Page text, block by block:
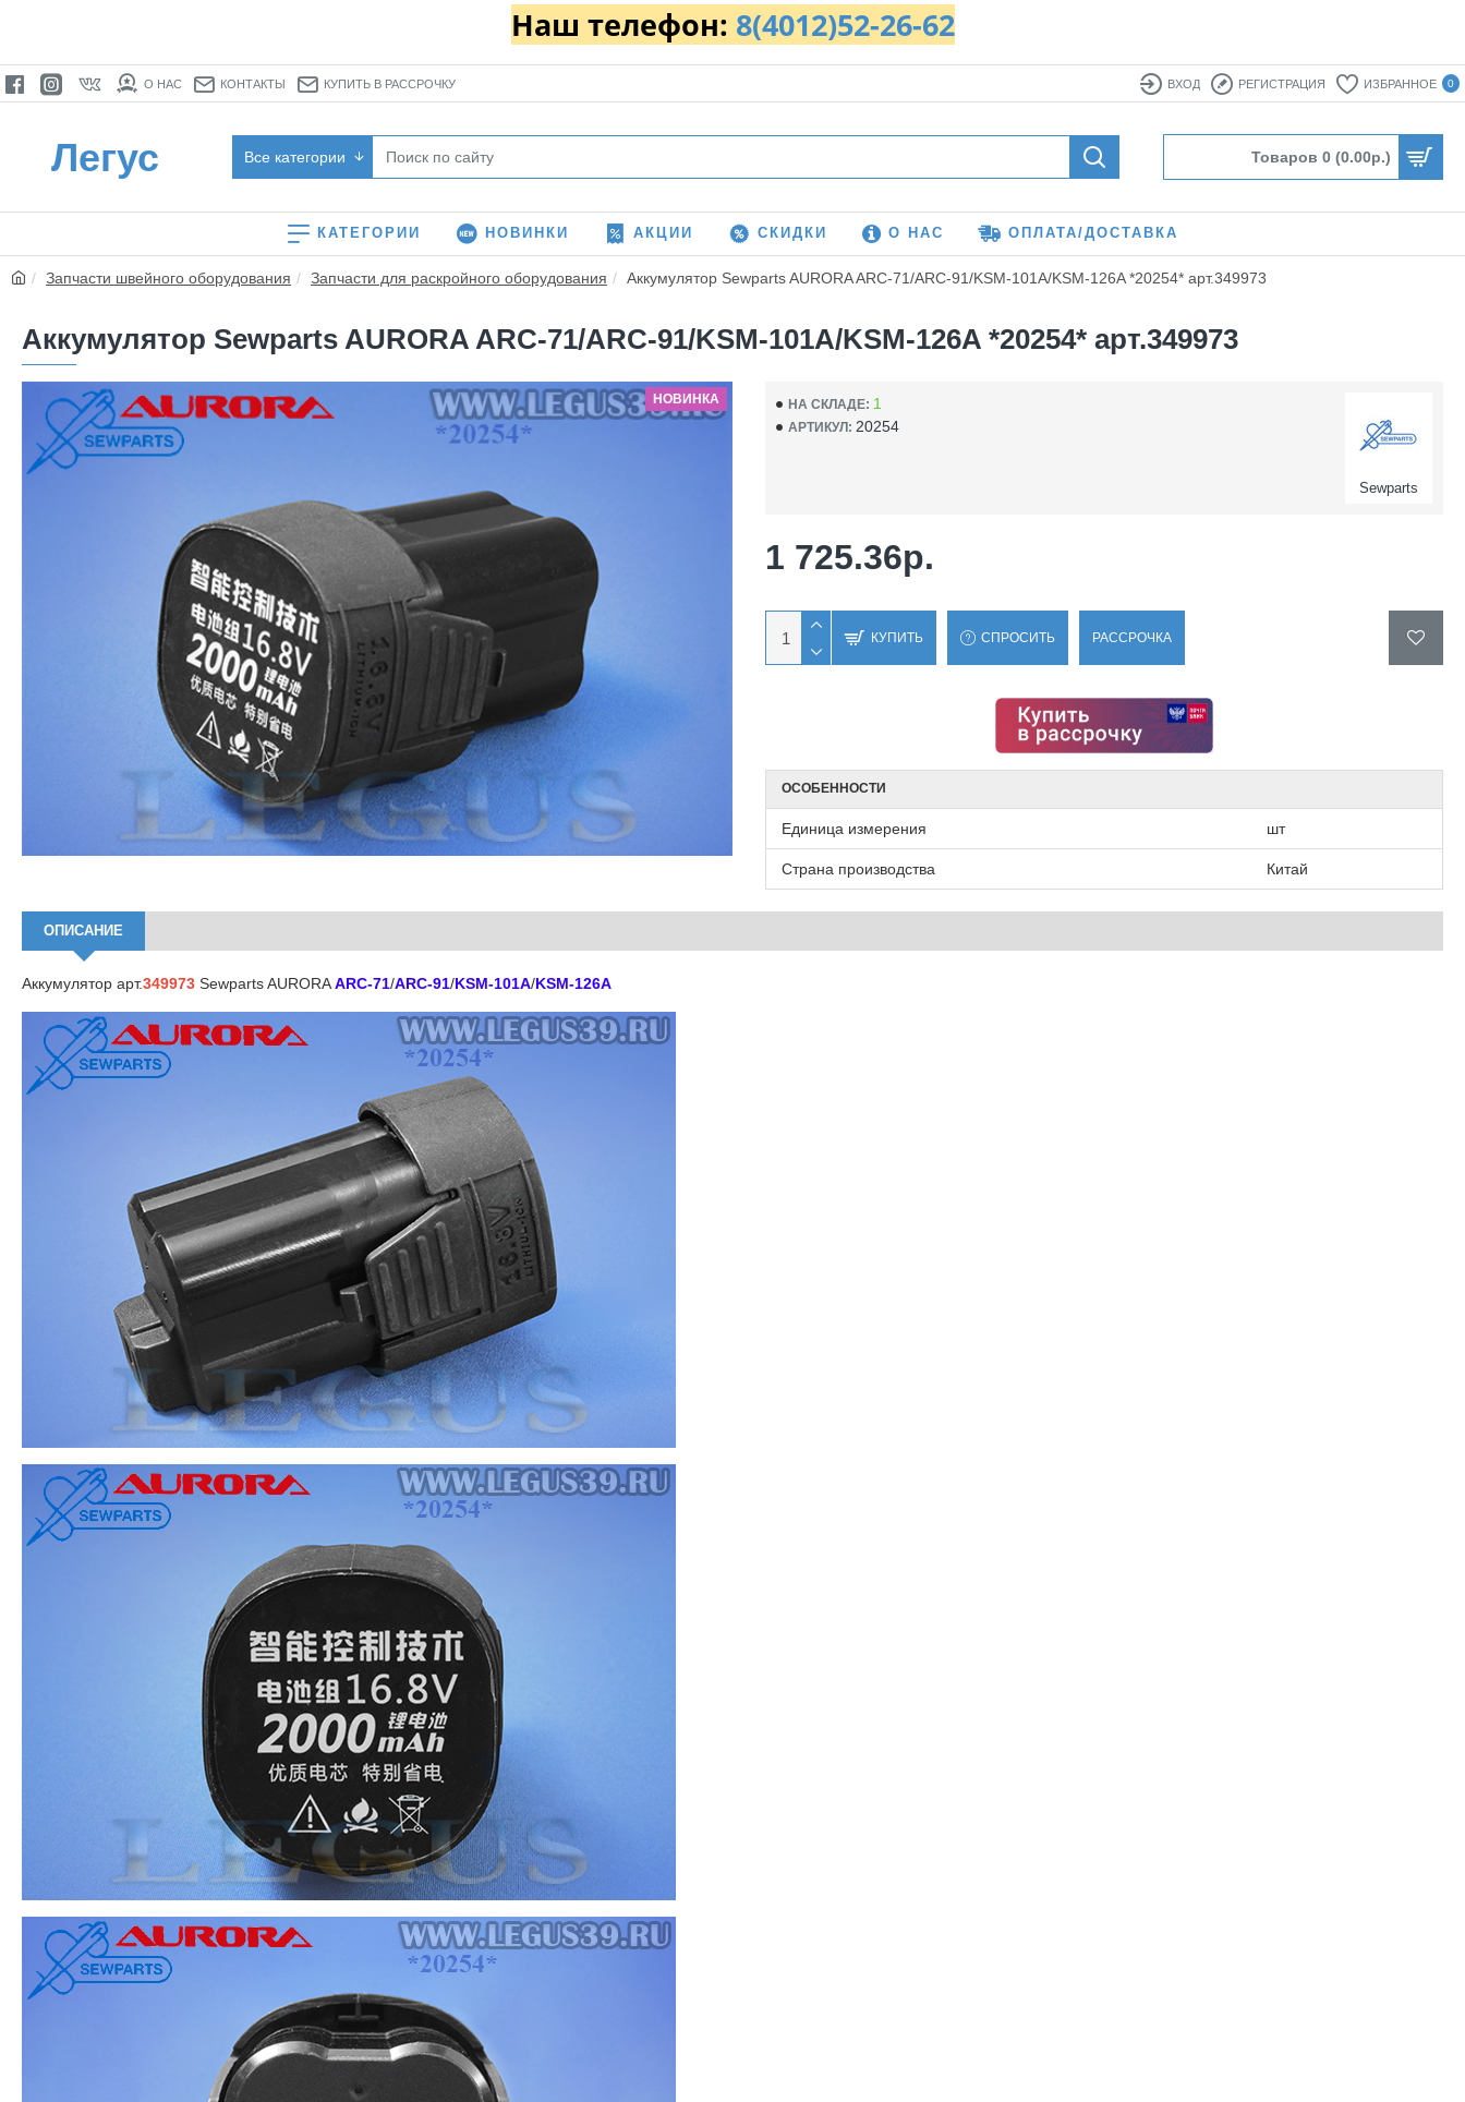
Наш телефон: 8(4012)52-26-62
О НАС КОНТАКТЫ КУПИТЬ В РАССРОЧКУ ВХОД РЕГИСТРАЦИЯ ИЗБРАННОЕ 0
Легус Все категории Товаров 0 (0.00р.)
КАТЕГОРИИ НОВИНКИ АКЦИИ СКИДКИ О НАС ОПЛАТА/ДОСТАВКА
Запчасти швейного оборудования Запчасти для раскройного оборудования Аккумулятор Sewparts AURORA ARC-71/ARC-91/KSM-101A/KSM-126A *20254* арт.349973
Аккумулятор Sewparts AURORA ARC-71/ARC-91/KSM-101A/KSM-126A *20254* арт.349973
НОВИНКА НА СКЛАДЕ: 1
АРТИКУЛ: 20254
Sewparts
1 725.36р.
КУПИТЬ СПРОСИТЬ РАССРОЧКА
ОСОБЕННОСТИ
Единица измерения шт
Страна производства Китай
ОПИСАНИЕ
Аккумулятор арт.349973 Sewparts AURORAARC-71/ARC-91/KSM-101A/KSM-126A